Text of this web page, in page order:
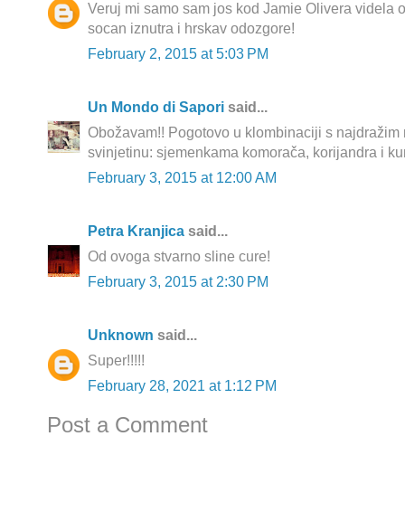
Veruj mi samo sam jos kod Jamie Olivera videla
socan iznutra i hrskav odozgore!
February 2, 2015 at 5:03 PM
Un Mondo di Sapori said...
Obožavam!! Pogotovo u klombinaciji s najdražim
svinjetinu: sjemenkama komorača, korijandra i
February 3, 2015 at 12:00 AM
Petra Kranjica said...
Od ovoga stvarno sline cure!
February 3, 2015 at 2:30 PM
Unknown said...
Super!!!!!
February 28, 2021 at 1:12 PM
Post a Comment